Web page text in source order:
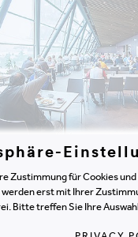
Zustimmung für Cookies
erst mit Ihrer
Bitte treffen Sie Ihre